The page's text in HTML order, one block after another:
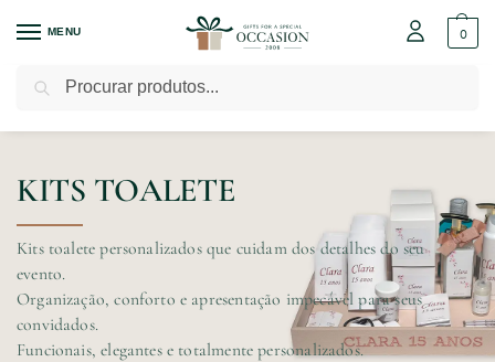
MENU 0
KITS TOALETE
Kits toalete personalizados que cuidam dos detalhes do seu
evento.
Organização, conforto e apresentação impecável para seus
convidados.
Funcionais, elegantes e totalmente personalizados.